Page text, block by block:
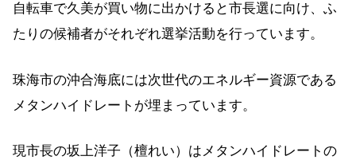
自転車で久美が買い物に出かけると市長選に向け、ふ
たりの候補者がそれぞれ選挙活動を行っています。
珠海市の沖合海底には次世代のエネルギー資源である
メタンハイドレートが埋まっています。
現市長の坂上洋子（檀れい）はメタンハイドレートの